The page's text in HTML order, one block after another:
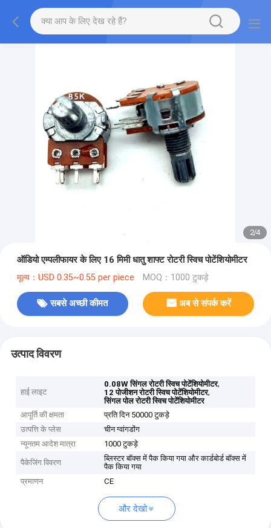
2/4
ऑडियो एम्पलीफायर के लिए 16 मिमी धातु शाफ्ट रोटरी स्विच पोटेंशियोमीटर
मूल्य：USD 0.35~0.55 per piece MOQ：1000 टुकड़े
सबसे अच्छी कीमत अब से संपर्क करें
उत्पाद विवरण
हाई लाइट
0.08W सिंगल रोटरी स्विच पोटेंशियोमीटर,
12 पोजीशन रोटरी स्विच पोटेंशियोमीटर,
सिंगल पोल रोटरी स्विच पोटेंशियोमीटर
आपूर्ति की क्षमता
प्रति दिन 50000 टुकड़े
उत्पत्ति के प्लेस
चीन ग्वांगडोंग
न्यूनतम आदेश मात्रा
1000 टुकड़े
पैकेजिंग विवरण
ब्लिस्टर बॉक्स में पैक किया गया और कार्डबोर्ड बॉक्स में
पैक किया गया
प्रमाणन
CE
और देखो